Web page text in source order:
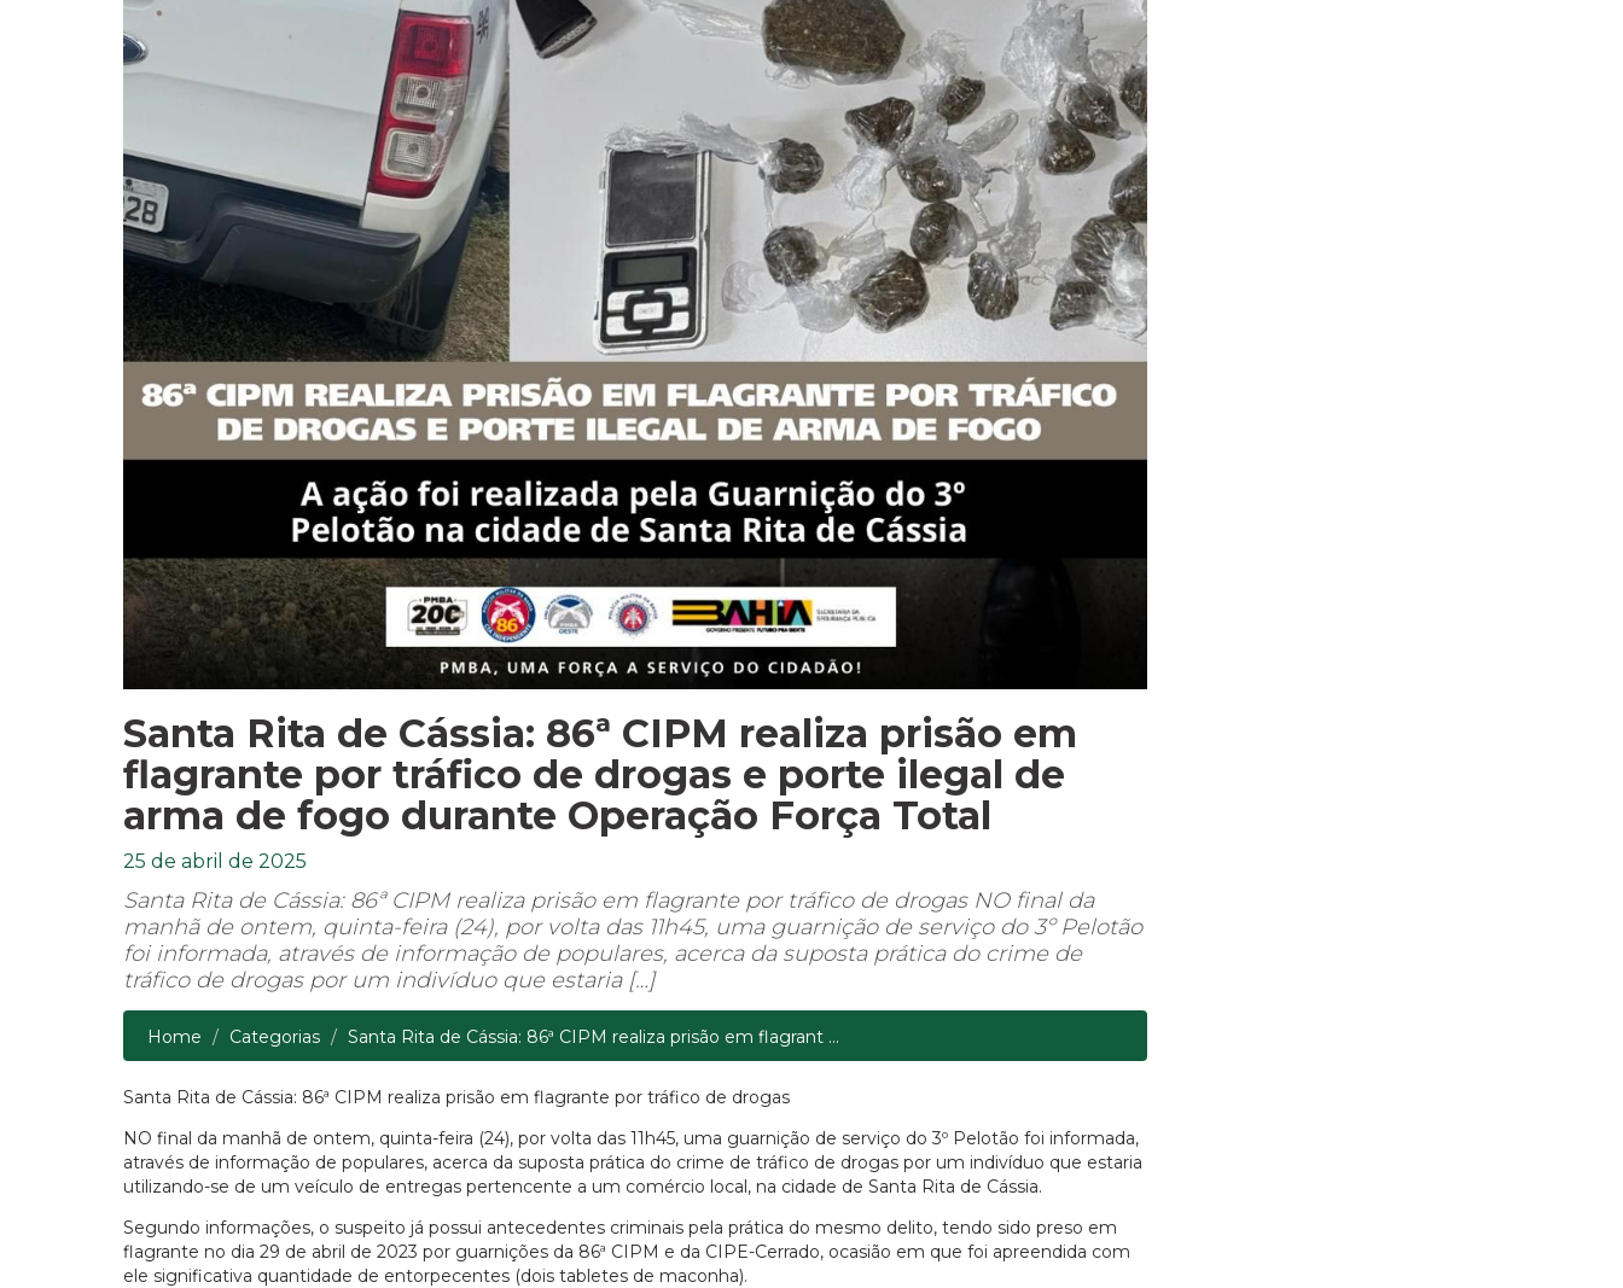
Santa Rita de Cássia: 86ª CIPM realiza prisão em
flagrante por tráfico de drogas e porte ilegal de
arma de fogo durante Operação Força Total
25 de abril de 2025
Santa Rita de Cássia: 86ª CIPM realiza prisão em flagrante por tráfico de drogas NO final da
manhã de ontem, quinta-feira (24), por volta das 11h45, uma guarnição de serviço do 3º Pelotão
foi informada, através de informação de populares, acerca da suposta prática do crime de
tráfico de drogas por um indivíduo que estaria […]
Home Categorias Santa Rita de Cássia: 86ª CIPM realiza prisão em flagrant ...
Santa Rita de Cássia: 86ª CIPM realiza prisão em flagrante por tráfico de drogas
NO final da manhã de ontem, quinta-feira (24), por volta das 11h45, uma guarnição de serviço do 3º Pelotão foi informada,
através de informação de populares, acerca da suposta prática do crime de tráfico de drogas por um indivíduo que estaria
utilizando-se de um veículo de entregas pertencente a um comércio local, na cidade de Santa Rita de Cássia.
Segundo informações, o suspeito já possui antecedentes criminais pela prática do mesmo delito, tendo sido preso em
flagrante no dia 29 de abril de 2023 por guarnições da 86ª CIPM e da CIPE-Cerrado, ocasião em que foi apreendida com
ele significativa quantidade de entorpecentes (dois tabletes de maconha).